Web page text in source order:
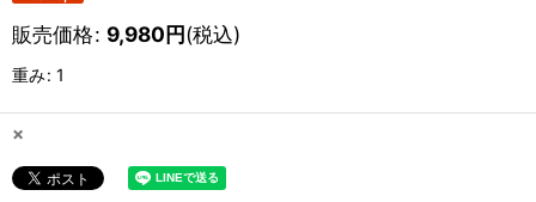
販売価格: 9,980円(税込)
重み: 1
×